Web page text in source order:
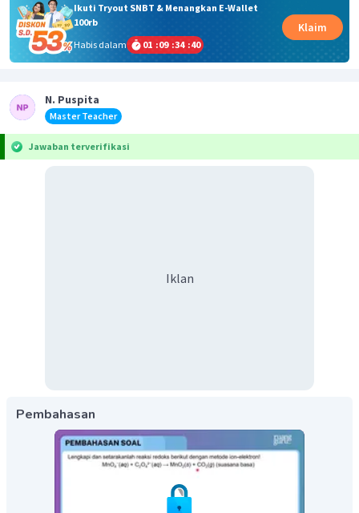
Ikuti Tryout SNBT & Menangkan E-Wallet
100rb
Habis dalam
01 :09 :34 :40
Klaim
N. Puspita
Master Teacher
Jawaban terverifikasi
Iklan
Pembahasan